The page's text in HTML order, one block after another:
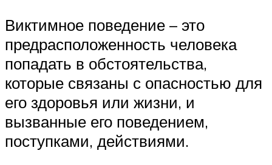
Виктимное поведение – это
предрасположенность человека
попадать в обстоятельства,
которые связаны с опасностью для
его здоровья или жизни, и
вызванные его поведением,
поступками, действиями.